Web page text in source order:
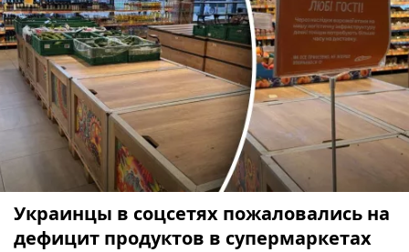
Украинцы в соцсетях пожаловались на
дефицит продуктов в супермаркетах